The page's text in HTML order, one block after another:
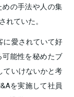
の手法や人の集
ていた。
に愛されていて好
能性を秘めたブ
ていけないかと考
を実施して社員